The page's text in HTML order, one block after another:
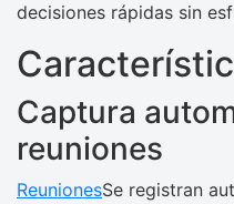
decisiones rápidas sin
Captura
reuniones
ReunionesSe registran